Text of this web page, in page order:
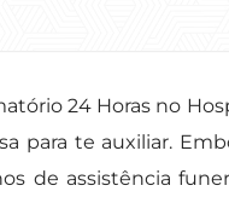
24 Horas no
para te auxiliar.
de assistência